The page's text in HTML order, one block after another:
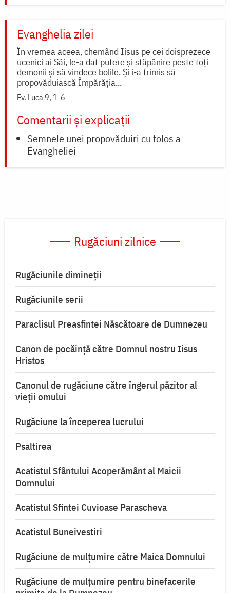
Evanghelia zilei
În vremea aceea, chemând Iisus pe cei doisprezece
ucenici ai Săi, le-a dat putere și stăpânire peste toți
demonii și să vindece bolile. Și i-a trimis să
propovăduiască Împărăția...
Ev. Luca 9, 1-6
Comentarii și explicații
Semnele unei propovăduiri cu folos a
Evangheliei
Rugăciuni zilnice
Rugăciunile dimineții
Rugăciunile serii
Paraclisul Preasfintei Născătoare de Dumnezeu
Canon de pocăință către Domnul nostru Iisus
Hristos
Canonul de rugăciune către îngerul păzitor al
vieții omului
Rugăciune la începerea lucrului
Psaltirea
Acatistul Sfântului Acoperământ al Maicii
Domnului
Acatistul Sfintei Cuvioase Parascheva
Acatistul Buneivestiri
Rugăciune de mulţumire către Maica Domnului
Rugăciune de mulțumire pentru binefacerile